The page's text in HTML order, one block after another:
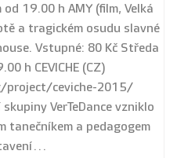
19.00 h AMY (film, Velká
a tragickém osudu slavné
Vstupné: 80 Kč Středa
h CEVICHE (CZ)
ceviche-2015/
VerTeDance vzniklo
tanečníkem a pedagogem